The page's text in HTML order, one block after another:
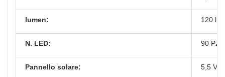
lumen: 120 lm
N. LED: 90 PZ
Pannello solare: 5,5 V